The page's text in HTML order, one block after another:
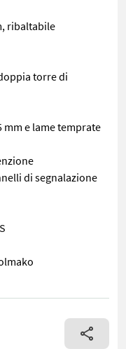
ribaltabile
torre di
mm e lame temprate
di segnalazione
ribaltabile